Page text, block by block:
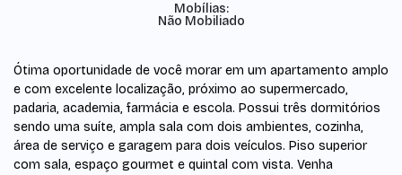
Mobílias:
Não Mobiliado
Ótima oportunidade de você morar em um apartamento amplo
e com excelente localização, próximo ao supermercado,
padaria, academia, farmácia e escola. Possui três dormitórios
sendo uma suíte, ampla sala com dois ambientes, cozinha,
área de serviço e garagem para dois veículos. Piso superior
com sala, espaço gourmet e quintal com vista. Venha